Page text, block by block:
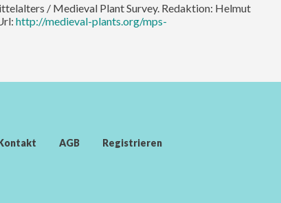
/ Medieval Plant Survey. Redaktion: Helmut
http://medieval-plants.org/mps-
AGB Registrieren